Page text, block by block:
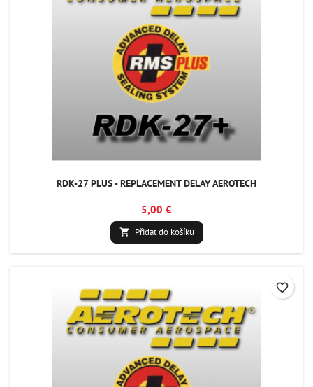
RDK-27 PLUS - REPLACEMENT DELAY AEROTECH
5,00 €
 Přidat do košíku
favorite_border